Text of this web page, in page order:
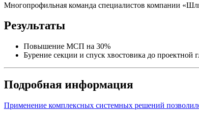
Многопрофильная команда специалистов компании
Результаты
Повышение МСП на 30%
Бурение секции и спуск хвостовика до
Подробная информация
Применение комплексных системных решений